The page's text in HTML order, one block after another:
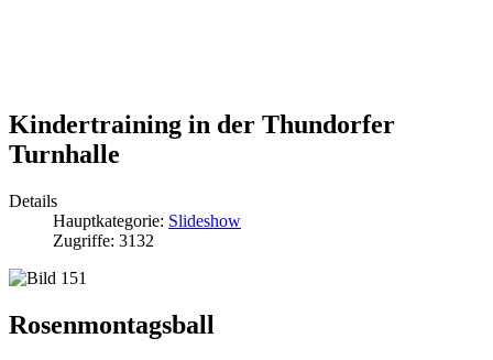
Kindertraining in der Thundorfer
Turnhalle
Details
Hauptkategorie: Slideshow
Zugriffe: 3132
Rosenmontagsball